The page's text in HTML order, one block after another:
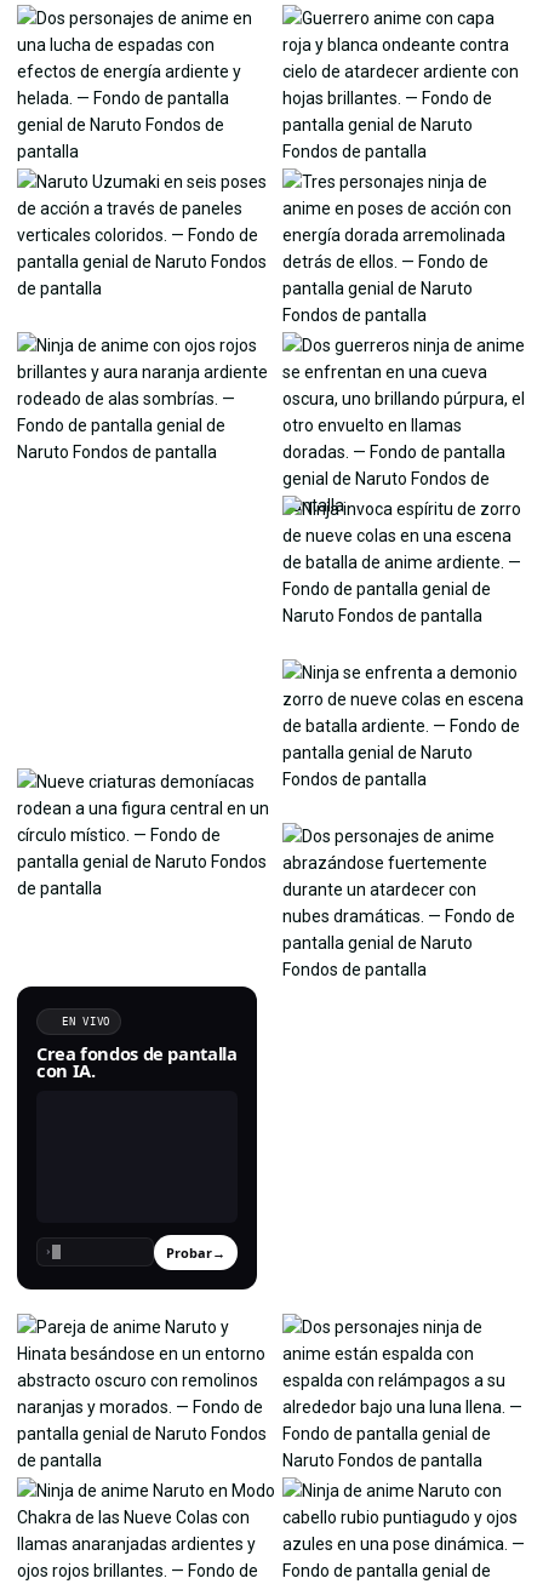
EN VIVO
Crea fondos de pantalla
con IA.
› Probar→